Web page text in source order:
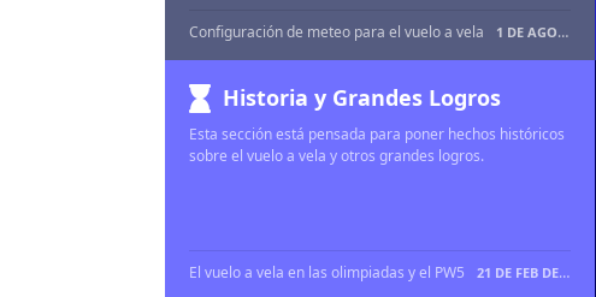
Configuración de meteo para el vuelo a vela 1 DE AGO DE 2024
Historia y Grandes Logros
Esta sección está pensada para poner hechos históricos
sobre el vuelo a vela y otros grandes logros.
El vuelo a vela en las olimpiadas y el PW5 21 DE FEB DE 2024